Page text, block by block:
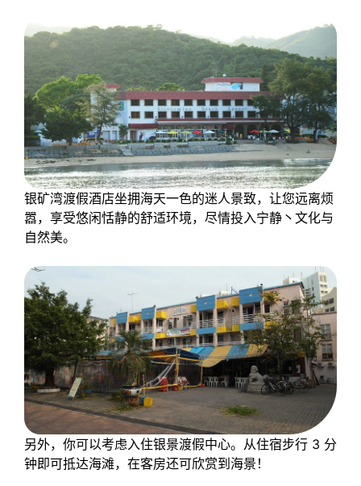
银矿湾渡假酒店坐拥海天一色的迷人景致，让您远离烦
嚣，享受悠闲恬静的舒适环境，尽情投入宁静丶文化与
自然美。
另外，你可以考虑入住银景渡假中心。从住宿步行 3 分
钟即可抵达海滩，在客房还可欣赏到海景！